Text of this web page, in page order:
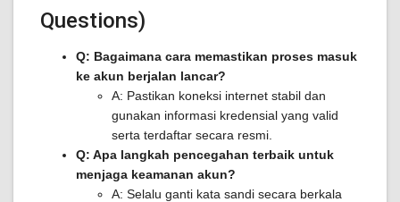
Questions)
Q: Bagaimana cara memastikan proses masuk
ke akun berjalan lancar?
A: Pastikan koneksi internet stabil dan
gunakan informasi kredensial yang valid
serta terdaftar secara resmi.
Q: Apa langkah pencegahan terbaik untuk
menjaga keamanan akun?
A: Selalu ganti kata sandi secara berkala